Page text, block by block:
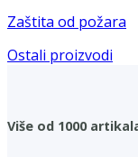
Zaštita od požara
Ostali proizvodi
Više od 1000